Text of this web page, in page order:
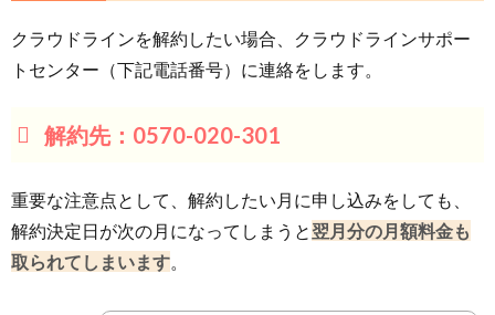
クラウドラインを解約したい場合、クラウドラインサポー
トセンター（下記電話番号）に連絡をします。
解約先：0570-020-301
重要な注意点として、解約したい月に申し込みをしても、
解約決定日が次の月になってしまうと 翌月分の月額料金も
取られてしまいます